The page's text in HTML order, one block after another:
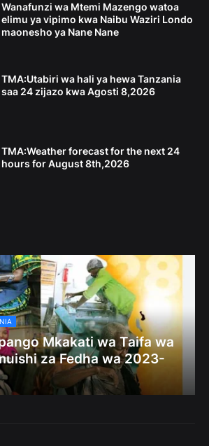
Wanafunzi wa Mtemi Mazengo watoa
elimu ya vipimo kwa Naibu Waziri Londo
maonesho ya Nane Nane
TMA:Utabiri wa hali ya hewa Tanzania
saa 24 zijazo kwa Agosti 8,2026
TMA:Weather forecast for the next 24
hours for August 8th,2026
Mkakati wa Taifa wa
za Fedha wa 2023-